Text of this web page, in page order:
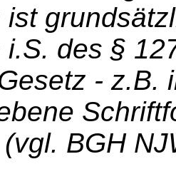
ist
i.S. des §
- z.B.
BGH